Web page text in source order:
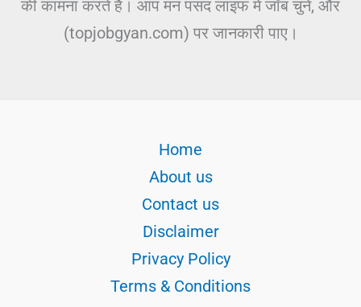
की कामना करते हैं। आप मन पसंद लाइफ में जॉब चुने, और
(topjobgyan.com) पर जानकारी पाए।
Home
About us
Contact us
Disclaimer
Privacy Policy
Terms & Conditions